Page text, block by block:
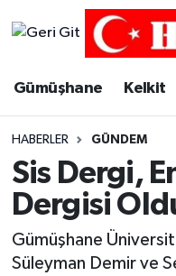
Gümüşhane Kelkit
HABERLER GÜNDEM
Sis Dergi,
Dergisi
Gümüşhane
Süleyman Demir ve
Merkez Trafik
Süper Lig Puan
Tüm Manşetler
Son Dakika